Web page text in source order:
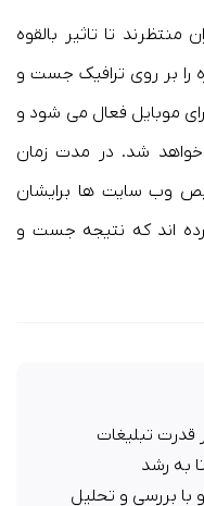
منتظرند تا تاثیر بالقوه
را بر روی ترافیک جست و
موبایل فعال می شود و
خواهد شد. در مدت زمان
وب سایت ها برایشان
اند که نتیجه جست و
قدرت تبلیغات
به رشد
بررسی و تحلیل